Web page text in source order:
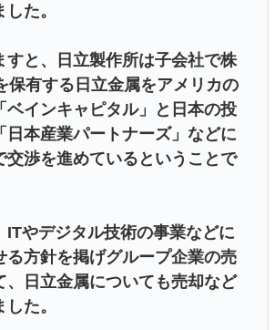
た。
すと、日立製作所は子会社で株
保有する日立金属をアメリカの
ベインキャピタル」と日本の投
日本産業パートナーズ」などに
交渉を進めているということで
ITやデジタル技術の事業などに
る方針を掲げグループ企業の売
、日立金属についても売却など
た。